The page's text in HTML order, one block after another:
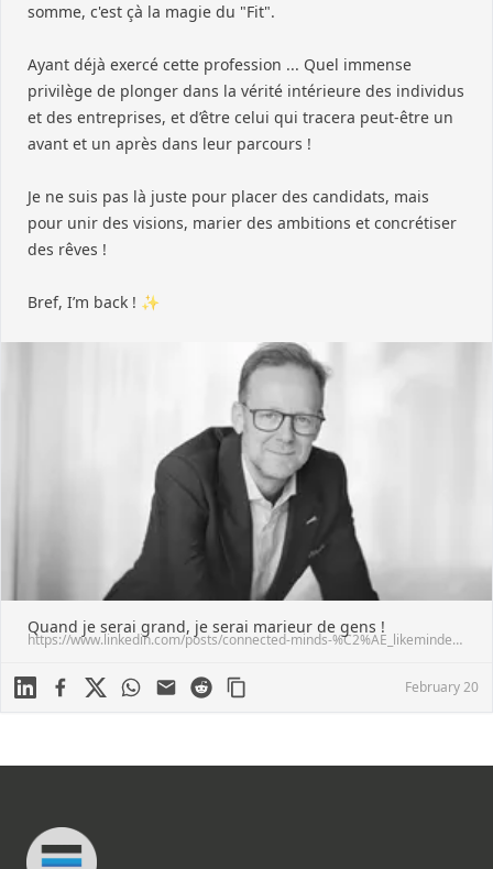
somme, c'est çà la magie du "Fit".
Ayant déjà exercé cette profession ... Quel immense
privilège de plonger dans la vérité intérieure des individus
et des entreprises, et d’être celui qui tracera peut-être un
avant et un après dans leur parcours !
Je ne suis pas là juste pour placer des candidats, mais
pour unir des visions, marier des ambitions et concrétiser
des rêves !
Bref, I’m back ! ✨
Quand je serai grand, je serai marieur de gens !
https://www.linkedin.com/posts/connected-minds-%C2%AE_likeminded-executivesearch-fit-activity-7158034690115796992-cM-N?utm_source=share&utm_medium=member_desktop
LinkedinFacebook
X WhatsApp
Mail Reddit February 20
Connected Minds